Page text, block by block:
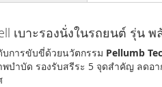
เบาะรองนั่งในรถยนต์ รุ่น
บการขับขี่ด้วยนวัตกรรม Pellumb
พบำบัด รองรับสรีระ 5 จุดสำคัญ ลดอ